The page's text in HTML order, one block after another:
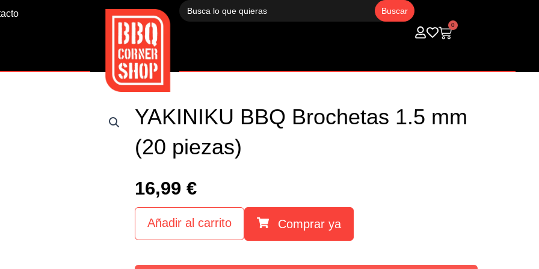
Buscar:
0
Carrito
YAKINIKU BBQ Brochetas 1.5 mm
(20 piezas)
16,99 €
Añadir al carrito Comprar ya